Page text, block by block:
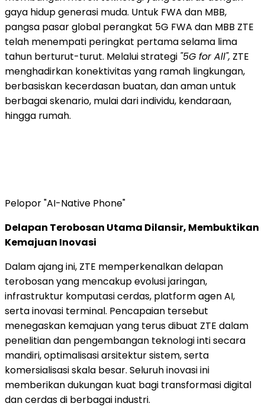
gaya hidup generasi muda. Untuk FWA dan MBB,
pangsa pasar global perangkat 5G FWA dan MBB ZTE
telah menempati peringkat pertama selama lima
tahun berturut-turut. Melalui strategi "5G for All", ZTE
menghadirkan konektivitas yang ramah lingkungan,
berbasiskan kecerdasan buatan, dan aman untuk
berbagai skenario, mulai dari individu, kendaraan,
hingga rumah.
Pelopor "AI-Native Phone"
Delapan Terobosan Utama Dilansir, Membuktikan
Kemajuan Inovasi
Dalam ajang ini, ZTE memperkenalkan delapan
terobosan yang mencakup evolusi jaringan,
infrastruktur komputasi cerdas, platform agen AI,
serta inovasi terminal. Pencapaian tersebut
menegaskan kemajuan yang terus dibuat ZTE dalam
penelitian dan pengembangan teknologi inti secara
mandiri, optimalisasi arsitektur sistem, serta
komersialisasi skala besar. Seluruh inovasi ini
memberikan dukungan kuat bagi transformasi digital
dan cerdas di berbagai industri.